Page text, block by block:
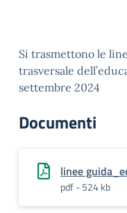
Si trasmettono le
trasversale
settembre 2024
Documenti
linee
pdf - 524 kb